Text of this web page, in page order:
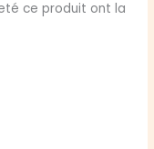
ce produit ont la